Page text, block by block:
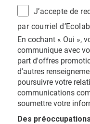
J’accepte de
par courriel
En cochant « Oui »,
communique avec
part d'offres
d'autres
poursuivre votre
communications
soumettre votre
Des